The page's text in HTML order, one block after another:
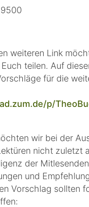
weiteren Link
teilen. Auf
für die
p/
wir bei der
nicht zuletzt
der
und
Vorschlag sollten